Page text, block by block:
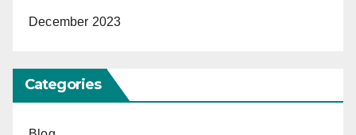
December 2023
Categories